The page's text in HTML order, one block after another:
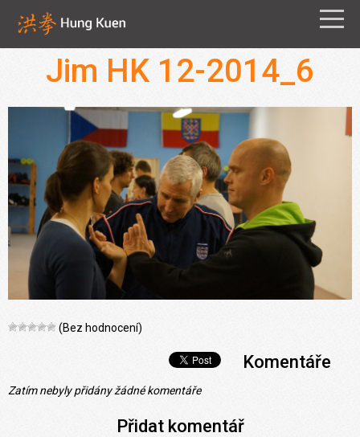
Jim HK 12-2014_6
(Bez hodnocení)
Komentáře
Zatím nebyly přidány žádné komentáře
Přidat komentář